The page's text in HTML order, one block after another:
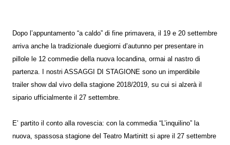
Dopo l’appuntamento “a caldo” di fine primavera, il 19 e 20 settembre
arriva anche la tradizionale duegiorni d’autunno per presentare in
pillole le 12 commedie della nuova locandina, ormai al nastro di
partenza. I nostri ASSAGGI DI STAGIONE sono un imperdibile
trailer show dal vivo della stagione 2018/2019, su cui si alzerà il
sipario ufficialmente il 27 settembre.
E’ partito il conto alla rovescia: con la commedia “L’inquilino” la
nuova, spassosa stagione del Teatro Martinitt si apre il 27 settembre